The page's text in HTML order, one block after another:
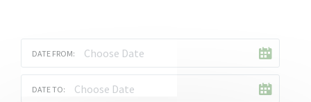
DATE FROM:
DATE TO: